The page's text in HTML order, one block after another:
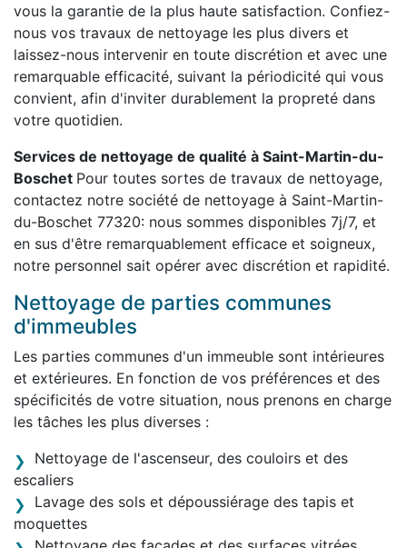
vous la garantie de la plus haute satisfaction. Confiez-
nous vos travaux de nettoyage les plus divers et
laissez-nous intervenir en toute discrétion et avec une
remarquable efficacité, suivant la périodicité qui vous
convient, afin d'inviter durablement la propreté dans
votre quotidien.
Services de nettoyage de qualité à Saint-Martin-du-
Boschet Pour toutes sortes de travaux de nettoyage,
contactez notre société de nettoyage à Saint-Martin-
du-Boschet 77320: nous sommes disponibles 7j/7, et
en sus d'être remarquablement efficace et soigneux,
notre personnel sait opérer avec discrétion et rapidité.
Nettoyage de parties communes
d'immeubles
Les parties communes d'un immeuble sont intérieures
et extérieures. En fonction de vos préférences et des
spécificités de votre situation, nous prenons en charge
les tâches les plus diverses :
Nettoyage de l'ascenseur, des couloirs et des
escaliers
Lavage des sols et dépoussiérage des tapis et
moquettes